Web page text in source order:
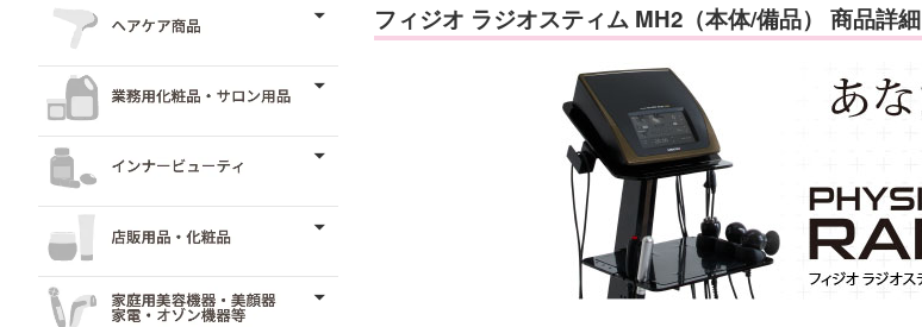
フィジオ ラジオスティム MH2（本体/備品） 商品詳細